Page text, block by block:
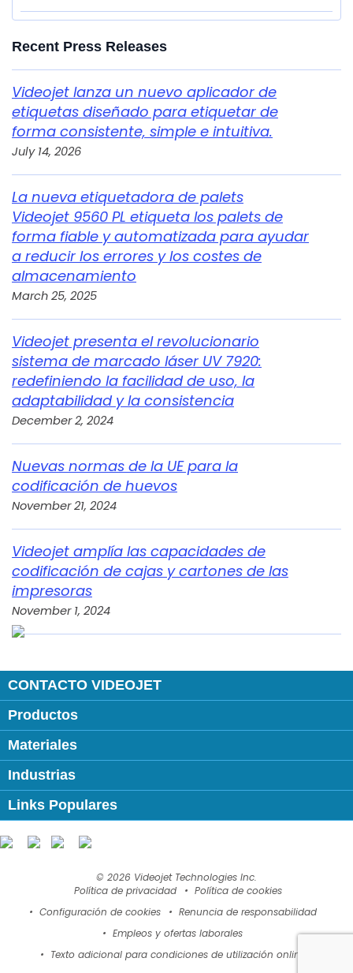
Recent Press Releases
Videojet lanza un nuevo aplicador de
etiquetas diseñado para etiquetar de
forma consistente, simple e intuitiva.
July 14, 2026
La nueva etiquetadora de palets
Videojet 9560 PL etiqueta los palets de
forma fiable y automatizada para ayudar
a reducir los errores y los costes de
almacenamiento
March 25, 2025
Videojet presenta el revolucionario
sistema de marcado láser UV 7920:
redefiniendo la facilidad de uso, la
adaptabilidad y la consistencia
December 2, 2024
Nuevas normas de la UE para la
codificación de huevos
November 21, 2024
Videojet amplía las capacidades de
codificación de cajas y cartones de las
impresoras
November 1, 2024
CONTACTO VIDEOJET
Productos
Materiales
Industrias
Links Populares
© 2026 Videojet Technologies Inc.
Política de privacidad
Política de cookies
Configuración de cookies
Renuncia de responsabilidad
Empleos y ofertas laborales
Texto adicional para condiciones de utilización online